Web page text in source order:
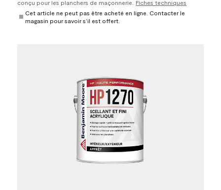
conçu pour les planchers de maçonnerie.
Fiches techniques
Cet article ne peut pas être acheté en ligne. Contacter le
magasin pour savoir s’il est offert.